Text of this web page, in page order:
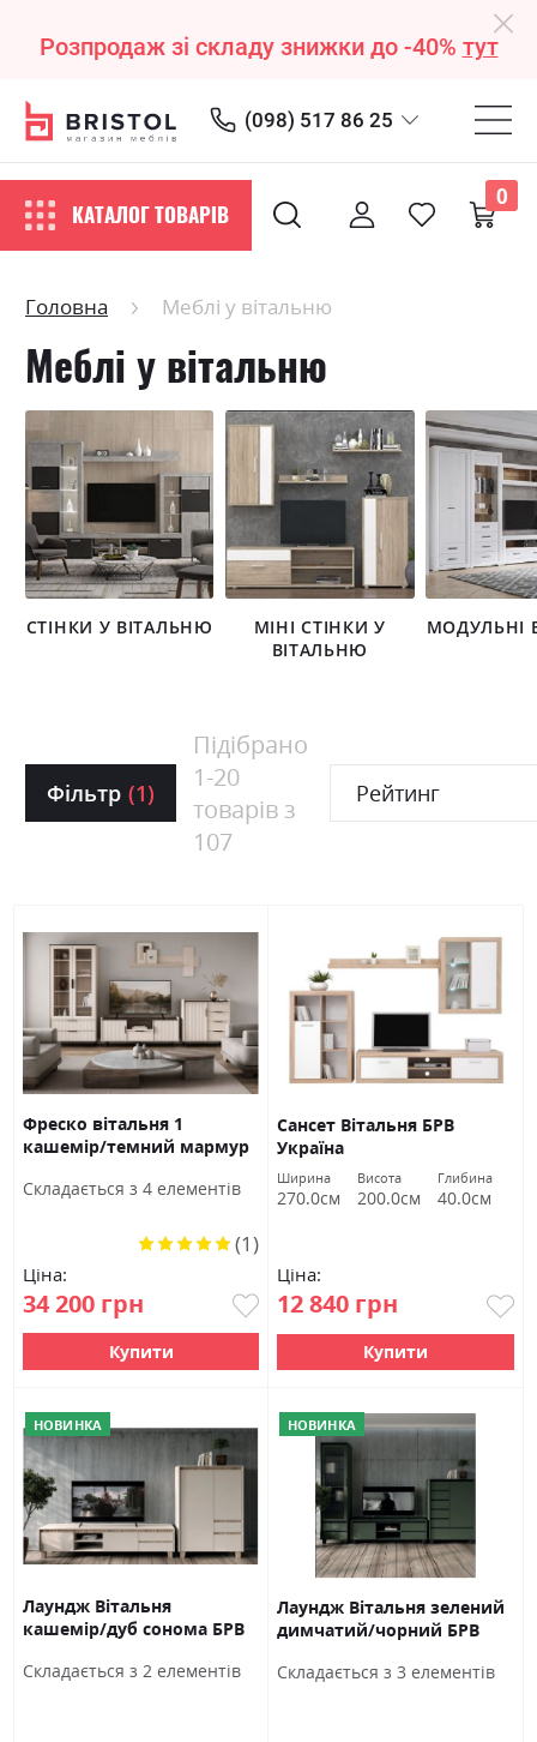
Розпродаж зі складу знижки до -40% тут
(098) 517 86 25
КАТАЛОГ ТОВАРІВ
0
Головна Меблі у вітальню
Меблі у вітальню
СТІНКИ У ВІТАЛЬНЮ
МІНІ СТІНКИ У
ВІТАЛЬНЮ
МОДУЛЬНІ
Фільтр (1)
Підібрано
1-20
товарів з
107
Рейтинг
Фреско вітальня 1
кашемір/темний мармур
Cкладається з 4 елементів
Ціна:
34 200 грн
Рейтинг: (1)
Купити
Сансет Вітальня БРВ
Україна
Ширина
270.0см
Висота
200.0см
Глибина
40.0см
Ціна:
12 840 грн
Купити
НОВИНКА
Лаундж Вітальня
кашемір/дуб сонома БРВ
Cкладається з 2 елементів
НОВИНКА
Лаундж Вітальня зелений
димчатий/чорний БРВ
Cкладається з 3 елементів